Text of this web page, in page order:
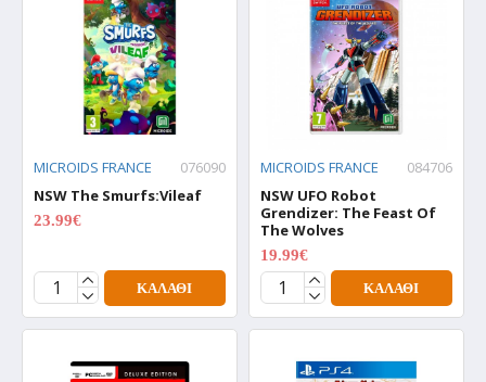
MICROIDS FRANCE
076090
NSW The Smurfs:Vileaf
23.99€
ΚΑΛΆΘΙ
MICROIDS FRANCE
084706
NSW UFO Robot
Grendizer: The Feast Of
The Wolves
19.99€
ΚΑΛΆΘΙ